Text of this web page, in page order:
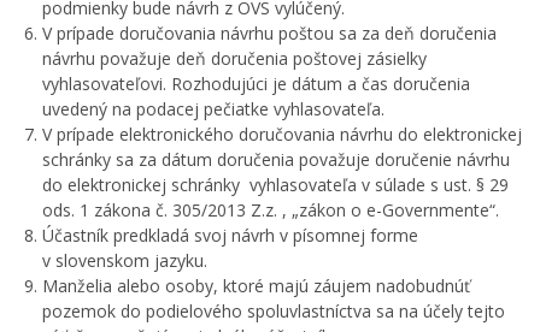
podmienky bude návrh z OVS vylúčený.
V prípade doručovania návrhu poštou sa za deň doručenia
návrhu považuje deň doručenia poštovej zásielky
vyhlasovateľovi. Rozhodujúci je dátum a čas doručenia
uvedený na podacej pečiatke vyhlasovateľa.
V prípade elektronického doručovania návrhu do elektronickej
schránky sa za dátum doručenia považuje doručenie návrhu
do elektronickej schránky vyhlasovateľa v súlade s ust. § 29
ods. 1 zákona č. 305/2013 Z.z. , „zákon o e-Governmente“.
Účastník predkladá svoj návrh v písomnej forme
v slovenskom jazyku.
Manželia alebo osoby, ktoré majú záujem nadobudnúť
pozemok do podielového spoluvlastníctva sa na účely tejto